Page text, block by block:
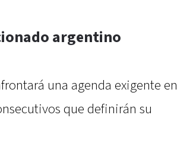
argentino
una agenda exigente en
que definirán su